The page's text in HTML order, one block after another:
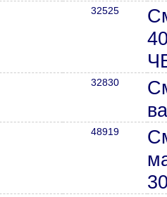
32525
32830
48919